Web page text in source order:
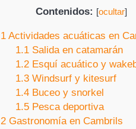
Contenidos: [ocultar]
1Actividades acuáticas en
1.1 Salida en catamarán
1.2 Esquí acuático y
1.3 Windsurf y kitesurf
1.4 Buceo y snorkel
1.5 Pesca deportiva
2Gastronomía en Cambrils